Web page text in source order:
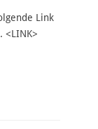
Link
<LINK>